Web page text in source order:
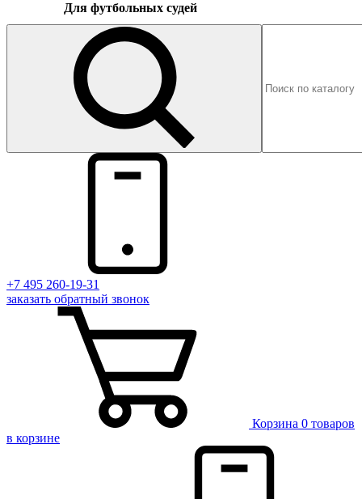
Для футбольных судей
+7 495 260-19-31
заказать обратный звонок
Корзина 0 товаров
в корзине